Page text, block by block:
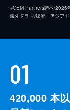
※GEM Partners調べ/2026
海外ドラマ/韓流・アジア
01
420,000 本